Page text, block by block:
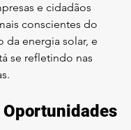
e cidadãos
conscientes do
da energia solar, e
se refletindo nas
Oportunidades